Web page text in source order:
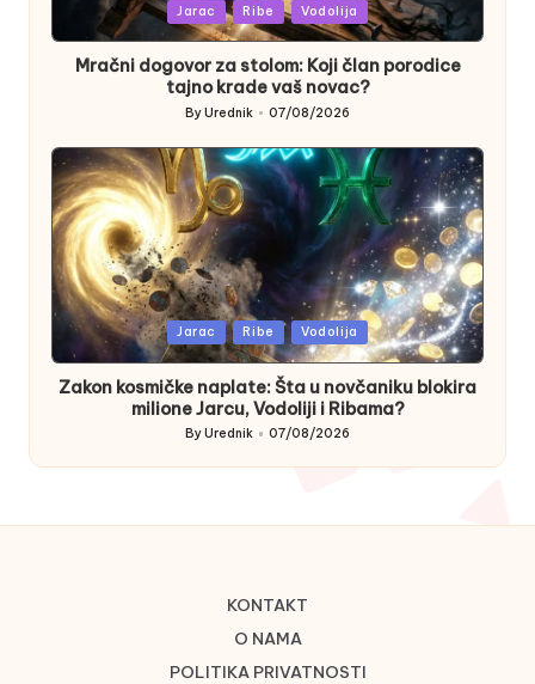
Posted
Jarac Ribe Vodolija
Mračni dogovor za stolom: Koji član porodice
tajno krade vaš novac?
Posted
ByUrednik 07/08/2026
Posted
in
Jarac Ribe Vodolija
Zakon kosmičke naplate: Šta u novčaniku blokira
milione Jarcu, Vodoliji i Ribama?
Posted
by
ByUrednik 07/08/2026
KONTAKT
O NAMA
POLITIKA PRIVATNOSTI